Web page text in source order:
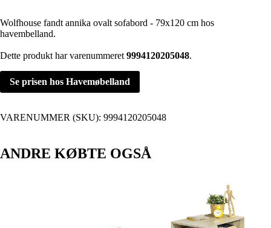
Wolfhouse fandt annika ovalt sofabord - 79x120 cm hos
havembelland.
Dette produkt har varenummeret 9994120205048.
Se prisen hos Havemøbelland
VARENUMMER (SKU): 9994120205048
ANDRE KØBTE OGSÅ